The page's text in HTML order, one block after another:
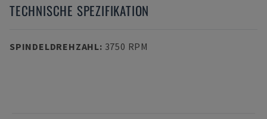
TECHNISCHE SPEZIFIKATION
SPINDELDREHZAHL: 3750 RPM